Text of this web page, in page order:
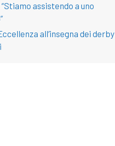
assistendo a uno
all’insegna dei derby